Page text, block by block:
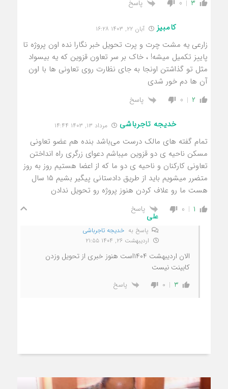
3
0 پاسخ
کامبیز آبان ۲۲, ۱۴۰۳ ۱۶:۲۸
زارعی یه مشت چرت و پرت تحویل خبر نگارا نده اون پروژه تا
پاییز تکمیل میشه! ، خاک بر سر تعاون قزوین که یه بیسواد
مثل تو گذاشتن اونجا به جای نظارت روی تعاونی ها با اون
آن ها دم خور شدی
2
0 پاسخ
خدیجه تاجرباشی مرداد ۱۳, ۱۴۰۳ ۱۴:۴۴
تمام گفته های مالک درست می‌باشد بنده هم عضو تعاونی
مسکن ناحیه ی دو قزوین میباشم دعوای زرگری راه انداختن
تعاونی کارکنان و ناحیه ی دو ما که از اعضا هستیم روز به روز
متضرر میشویم باید از طریق دادستانی پیگیر بشیم ۱۵ سال
هست ما رو علاف کردن هنوز پروژه رو تحویل ندادن
1
0 پاسخ
علی
پاسخ به خدیجه تاجرباشی
اردیبهشت ۲۶, ۱۴۰۴ ۲۱:۵۵
الان اردیبهشت ۱۴۰۴است هنوز خبری از تحویل وزدن
کابینت نیست
3
0 پاسخ